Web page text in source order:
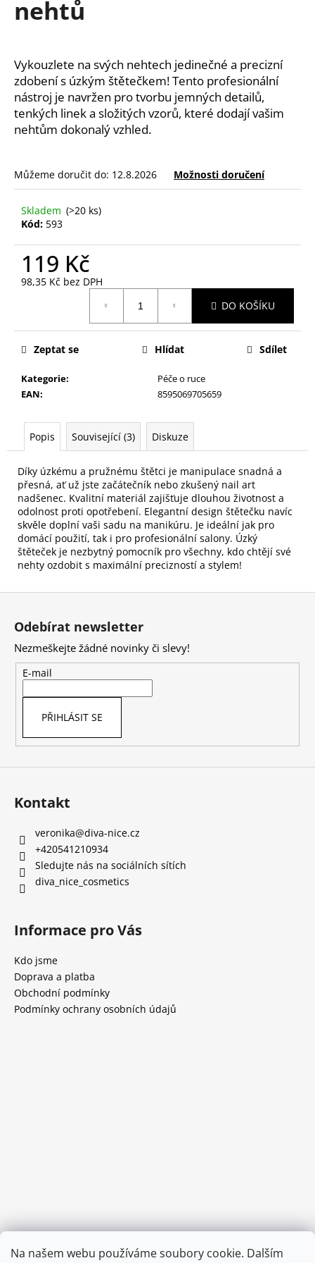
Na našem webu používáme soubory cookie. Dalším
nehtů
Vykouzlete na svých nehtech jedinečné a precizní
zdobení s úzkým štětečkem! Tento profesionální
nástroj je navržen pro tvorbu jemných detailů,
tenkých linek a složitých vzorů, které dodají vašim
nehtům dokonalý vzhled.
Můžeme doručit do: 12.8.2026 Možnosti doručení
Skladem (>20 ks)
Kód: 593
119 Kč
98,35 Kč bez DPH
DO KOŠÍKU
Kategorie:
Péče o ruce
EAN: 8595069705659
Zeptat se Hlídat Sdílet
Popis Související (3) Diskuze
Díky úzkému a pružnému štětci je manipulace snadná a
přesná, ať už jste začátečník nebo zkušený nail art
nadšenec. Kvalitní materiál zajišťuje dlouhou životnost a
odolnost proti opotřebení. Elegantní design štětečku navíc
skvěle doplní vaši sadu na manikúru. Je ideální jak pro
domácí použití, tak i pro profesionální salony. Úzký
štěteček je nezbytný pomocník pro všechny, kdo chtějí své
nehty ozdobit s maximální precizností a stylem!
a
í
t
?
D
o
u
m
e
PILNÍK
NA
Z
JAPONSKÉHO
PAPÍRU,
OVÁLNÝ
49
Kč
Z
Odebírat newsletter
Nezmeškejte žádné novinky či slevy!
E-mail
PŘIHLÁSIT SE
Kontakt
veronika@diva-nice.cz
+420541210934
Sledujte nás na sociálních sítích
diva_nice_cosmetics
Informace pro Vás
Kdo jsme
Doprava a platba
Obchodní podmínky
Podmínky ochrany osobních údajů
Provozní doba: